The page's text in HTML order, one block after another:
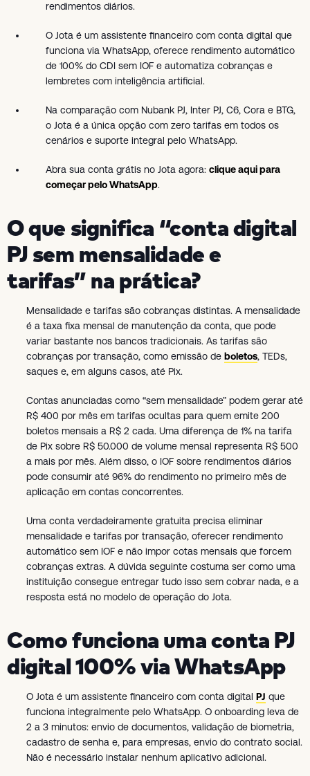
rendimentos diários.
O Jota é um assistente financeiro com conta digital que
funciona via WhatsApp, oferece rendimento automático
de 100% do CDI sem IOF e automatiza cobranças e
lembretes com inteligência artificial.
Na comparação com Nubank PJ, Inter PJ, C6, Cora e BTG,
o Jota é a única opção com zero tarifas em todos os
cenários e suporte integral pelo WhatsApp.
Abra sua conta grátis no Jota agora: clique aqui para
começar pelo WhatsApp.
O que significa “conta digital
PJ sem mensalidade e
tarifas” na prática?
Mensalidade e tarifas são cobranças distintas. A mensalidade
é a taxa fixa mensal de manutenção da conta, que pode
variar bastante nos bancos tradicionais. As tarifas são
cobranças por transação, como emissão de boletos, TEDs,
saques e, em alguns casos, até Pix.
Contas anunciadas como “sem mensalidade” podem gerar até
R$ 400 por mês em tarifas ocultas para quem emite 200
boletos mensais a R$ 2 cada. Uma diferença de 1% na tarifa
de Pix sobre R$ 50.000 de volume mensal representa R$ 500
a mais por mês. Além disso, o IOF sobre rendimentos diários
pode consumir até 96% do rendimento no primeiro mês de
aplicação em contas concorrentes.
Uma conta verdadeiramente gratuita precisa eliminar
mensalidade e tarifas por transação, oferecer rendimento
automático sem IOF e não impor cotas mensais que forcem
cobranças extras. A dúvida seguinte costuma ser como uma
instituição consegue entregar tudo isso sem cobrar nada, e a
resposta está no modelo de operação do Jota.
Como funciona uma conta PJ
digital 100% via WhatsApp
O Jota é um assistente financeiro com conta digital PJ que
funciona integralmente pelo WhatsApp. O onboarding leva de
2 a 3 minutos: envio de documentos, validação de biometria,
cadastro de senha e, para empresas, envio do contrato social.
Não é necessário instalar nenhum aplicativo adicional.